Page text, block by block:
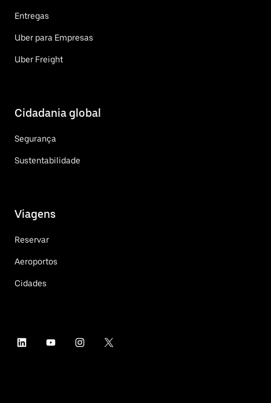
Entregas
Uber para Empresas
Uber Freight
Cidadania global
Segurança
Sustentabilidade
Viagens
Reservar
Aeroportos
Cidades